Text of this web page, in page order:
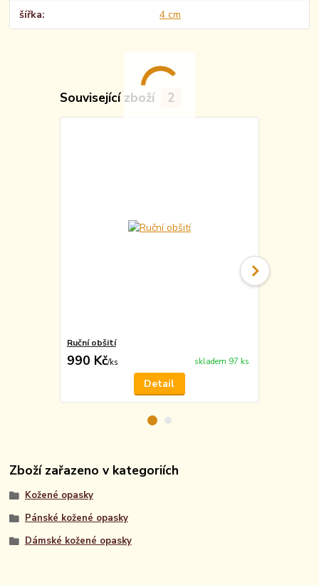
šířka 4 cm
Související zboží 2
Ruční obšití
990 Kč/ks skladem 97 ks
Detail
Zboží zařazeno v kategoriích
Kožené opasky
Pánské kožené opasky
Dámské kožené opasky